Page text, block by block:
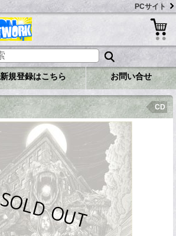
PCサイト
新規登録はこちら お問い合せ
CD